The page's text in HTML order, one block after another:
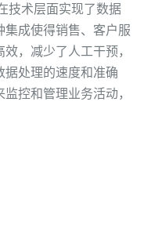
技术层面实现了数据
成使得销售、客户服
，减少了人工干预，
处理的速度和准确
控和管理业务活动，